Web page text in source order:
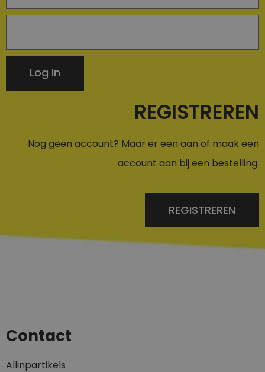
Log In
REGISTREREN
Nog geen account? Maar er een aan of maak een
account aan bij een bestelling.
REGISTREREN
Contact
Allinpartikels